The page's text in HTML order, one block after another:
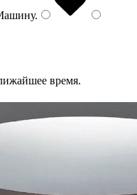
.
время.